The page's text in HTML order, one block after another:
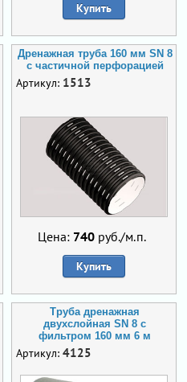
Купить
Дренажная труба 160 мм SN 8
с частичной перфорацией
Артикул: 1513
Цена: 740 руб./м.п.
Купить
Труба дренажная
двухслойная SN 8 с
фильтром 160 мм 6 м
Артикул: 4125